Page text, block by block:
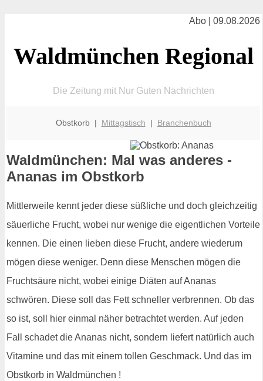
Abo | 09.08.2026
Waldmünchen Regional
Die Zeitung mit Nur Guten Nachrichten
Obstkorb | Mittagstisch | Branchenbuch
Waldmünchen: Mal was anderes -
Ananas im Obstkorb
Mittlerweile kennt jeder diese süßliche und doch gleichzeitig
säuerliche Frucht, wobei nur wenige die eigentlichen Vorteile
kennen. Die einen lieben diese Frucht, andere wiederum
mögen diese weniger. Denn diese Menschen mögen die
Fruchtsäure nicht, wobei einige Diäten auf Ananas
schwören. Diese soll das Fett schneller verbrennen. Ob das
so ist, soll hier einmal näher betrachtet werden. Auf jeden
Fall schadet die Ananas nicht, sondern liefert natürlich auch
Vitamine und das mit einem tollen Geschmack. Und das im
Obstkorb in Waldmünchen !